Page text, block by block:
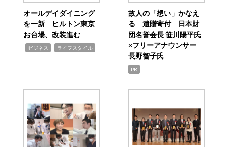
オールデイダイニング
を一新 ヒルトン東京
お台場、改装進む
ビジネス ライフスタイル
故人の「想い」かなえ
る 遺贈寄付 日本財
団名誉会長 笹川陽平氏
×フリーアナウンサー
長野智子氏
PR